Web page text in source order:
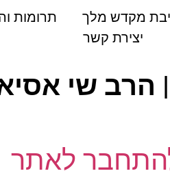
מקדש מלך
תרומות
יצירת קשר
הרב שי אסיא
לאתר